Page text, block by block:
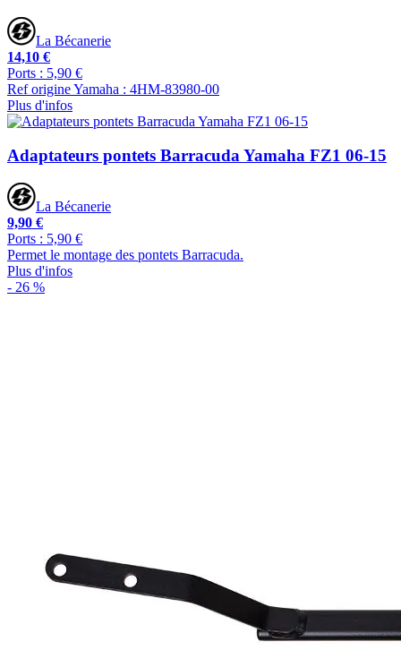
La Bécanerie
14,10 €
Ports : 5,90 €
Ref origine Yamaha : 4HM-83980-00
Plus d'infos
Adaptateurs pontets Barracuda Yamaha FZ1 06-15
La Bécanerie
9,90 €
Ports : 5,90 €
Permet le montage des pontets Barracuda.
Plus d'infos
- 26 %